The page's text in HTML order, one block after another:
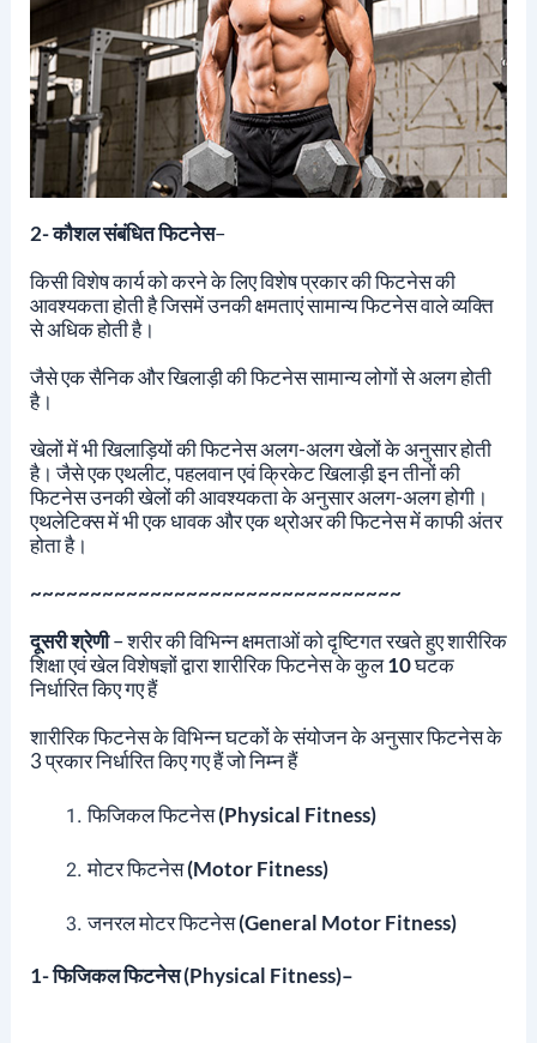
2- कौशल संबंधित फिटनेस–
किसी विशेष कार्य को करने के लिए विशेष प्रकार की फिटनेस की
आवश्यकता होती है जिसमें उनकी क्षमताएं सामान्य फिटनेस वाले व्यक्ति
से अधिक होती है।
जैसे एक सैनिक और खिलाड़ी की फिटनेस सामान्य लोगों से अलग होती
है।
खेलों में भी खिलाड़ियों की फिटनेस अलग-अलग खेलों के अनुसार होती
है। जैसे एक एथलीट, पहलवान एवं क्रिकेट खिलाड़ी इन तीनों की
फिटनेस उनकी खेलों की आवश्यकता के अनुसार अलग-अलग होगी।
एथलेटिक्स में भी एक धावक और एक थ्रोअर की फिटनेस में काफी अंतर
होता है।
~~~~~~~~~~~~~~~~~~~~~~~~~~~~~~~
दूसरी श्रेणी– शरीर की विभिन्न क्षमताओं को दृष्टिगत रखते हुए शारीरिक
शिक्षा एवं खेल विशेषज्ञों द्वारा शारीरिक फिटनेस के कुल10घटक
निर्धारित किए गए हैं
शारीरिक फिटनेस के विभिन्न घटकों के संयोजन के अनुसार फिटनेस के
3 प्रकार निर्धारित किए गए हैं जो निम्न हैं
फिजिकल फिटनेस(Physical Fitness)
मोटर फिटनेस(Motor Fitness)
जनरल मोटर फिटनेस(General Motor Fitness)
1- फिजिकल फिटनेस (Physical Fitness)–